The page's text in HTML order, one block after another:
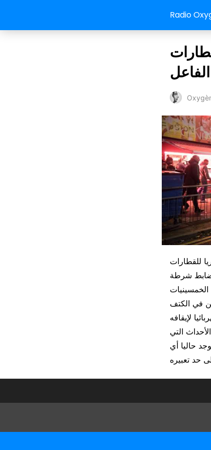
Radio
للقطارات
التي
حاليا أي